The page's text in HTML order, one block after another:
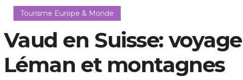
Tourisme Europe & Monde
en Suisse: voyage
et montagnes